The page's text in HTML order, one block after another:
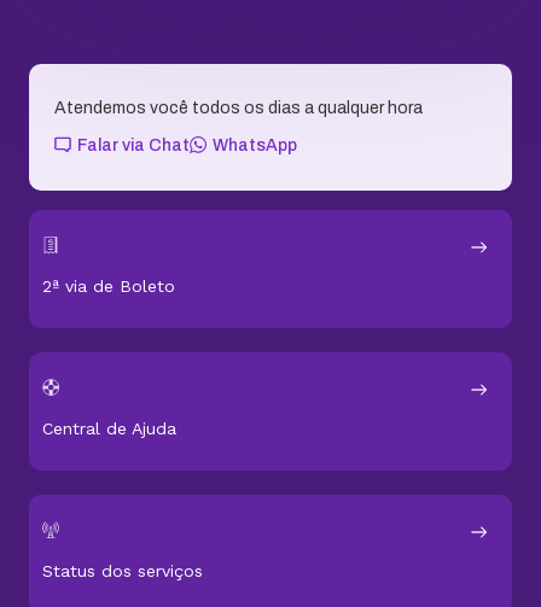
Atendemos você todos os dias a qualquer hora
Falar via Chat WhatsApp
2ª via de Boleto
Central de Ajuda
Status dos serviços